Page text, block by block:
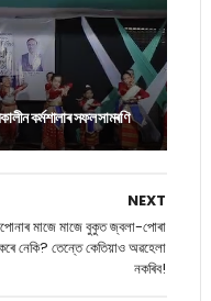
কৰ্মশালাৰ সফল সামৰণি
NEXT
মাজে মাজে বুকুত জ্বলা-পোৰা
নেকি? তেন্তে কেতিয়াও অৱহেলা
নকৰিব!